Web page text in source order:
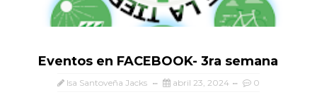
Eventos en FACEBOOK- 3ra semana
Isa Santoveña Jacks abril 23, 2024 0